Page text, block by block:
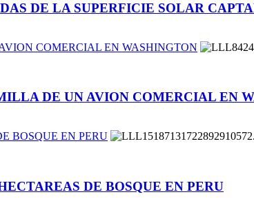
DE LA SUPERFICIE SOLAR
COMERCIAL EN WASHINGTON
DE UN AVION COMERCIAL EN
BOSQUE EN PERU
DE BOSQUE EN PERU